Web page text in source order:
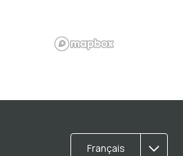
Français